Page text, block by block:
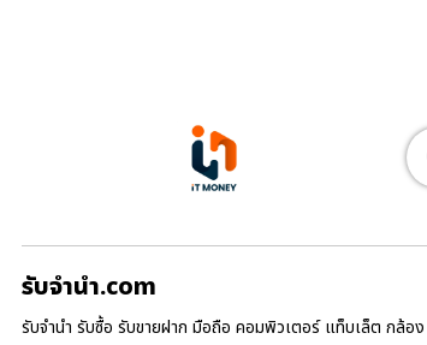
รับจํานํา.com
รับจำนำ รับซื้อ รับขายฝาก มือถือ คอมพิวเตอร์ แท็บเล็ต กล้อ